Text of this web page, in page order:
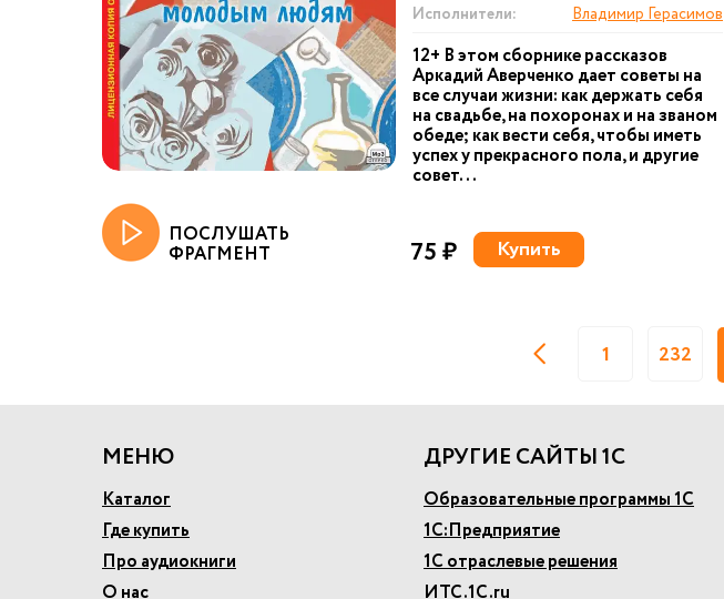
Исполнители:
Владимир Герасимов
12+ В этом сборнике рассказов
Аркадий Аверченко дает советы на
все случаи жизни: как держать себя
на свадьбе, на похоронах и на званом
обеде; как вести себя, чтобы иметь
успех у прекрасного пола, и другие
совет...
ПОСЛУШАТЬ
ФРАГМЕНТ 75 ₽ Купить
1 232
МЕНЮ
Каталог
Где купить
Про аудиокниги
О нас
ДРУГИЕ САЙТЫ 1С
Образовательные программы 1С
1С:Предприятие
1С отраслевые решения
ИТС.1С.ru